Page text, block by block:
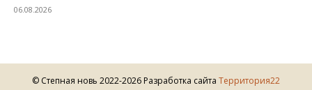
06.08.2026
© Степная новь 2022-2026 Разработка сайта Территория22